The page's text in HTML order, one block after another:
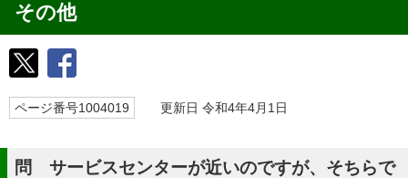
その他
ページ番号1004019 更新日 令和4年4月1日
問 サービスセンターが近いのですが、そちらで